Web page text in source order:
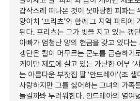
갑작스레 떠나온 것이 못마땅한 피파는
양아치 ‘프리츠’와 함께 그 지역 파티에
된다. 프리츠는 그가 빚을 지고 있는 갱
아빠가 엄청난 양의 현금을 갖고 있다는
갱단은 칼이 머무르는 콘도를 급습하기
케이만 제도에 살고 있는 가난한 어부 ‘
는 아름다운 부잣집 딸 ‘안드레아’(조
사랑하지만 그를 싫어하는 그녀의 가족
들킬까봐 두려워한다. 안드레아의 열여